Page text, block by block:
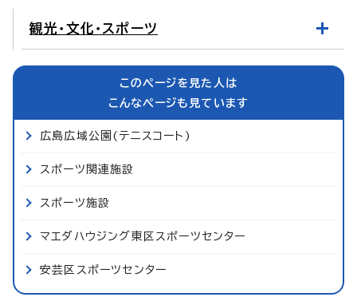
観光・文化・スポーツ
このページを見た人は
こんなページも見ています
広島広域公園(テニスコート)
スポーツ関連施設
スポーツ施設
マエダハウジング東区スポーツセンター
安芸区スポーツセンター